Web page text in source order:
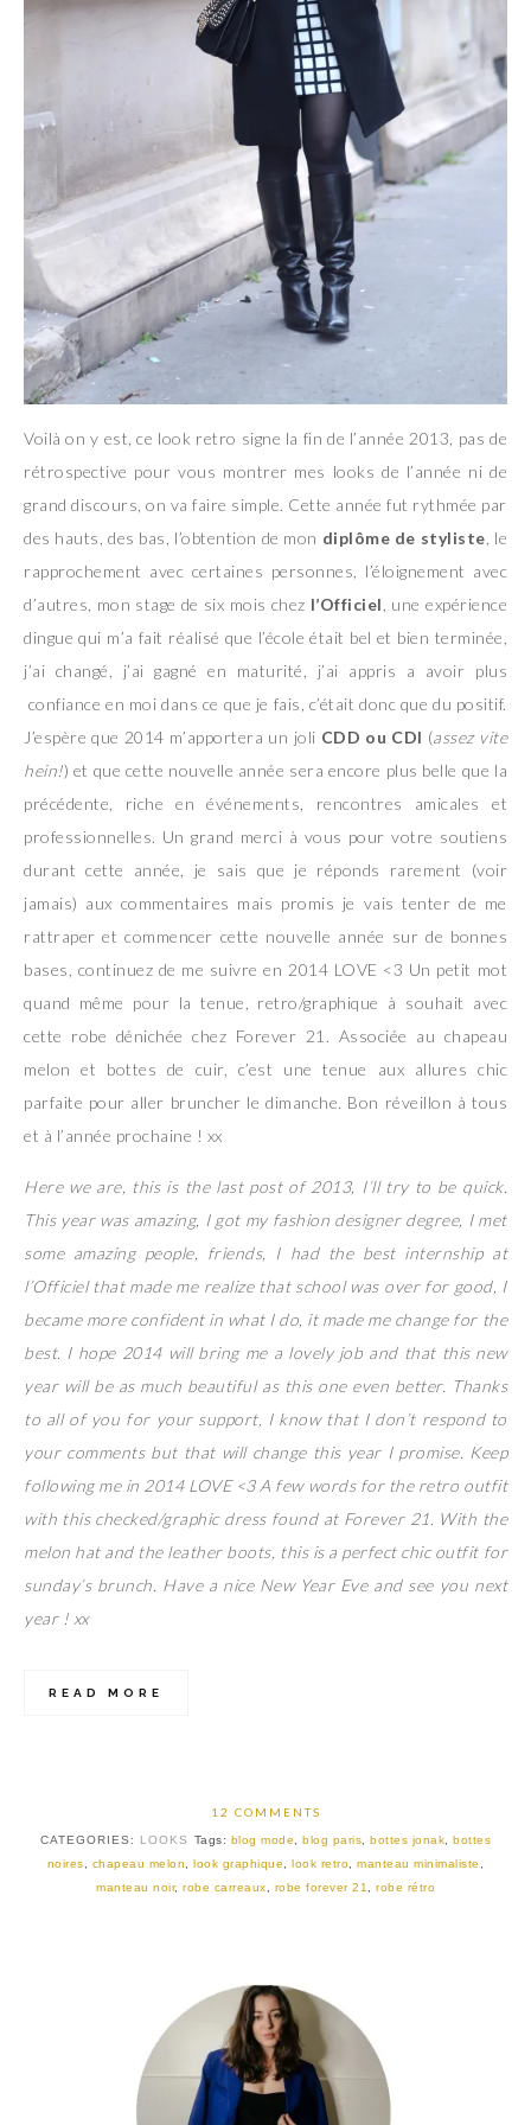
Voilà on y est, ce look retro signe la fin de l’année 2013, pas de
rétrospective pour vous montrer mes looks de l’année ni de
grand discours, on va faire simple. Cette année fut rythmée par
des hauts, des bas, l’obtention de mon diplôme de styliste , le
rapprochement avec certaines personnes, l’éloignement avec
d’autres, mon stage de six mois chez l’Officiel , une expérience
dingue qui m’a fait réalisé que l’école était bel et bien terminée,
j’ai changé, j’ai gagné en maturité, j’ai appris a avoir plus
confiance en moi dans ce que je fais, c’était donc que du positif.
J’espère que 2014 m’apportera un joli CDD ou CDI (assez vite
hein!) et que cette nouvelle année sera encore plus belle que la
précédente, riche en événements, rencontres amicales et
professionnelles. Un grand merci à vous pour votre soutiens
durant cette année, je sais que je réponds rarement (voir
jamais) aux commentaires mais promis je vais tenter de me
rattraper et commencer cette nouvelle année sur de bonnes
bases, continuez de me suivre en 2014 LOVE <3 Un petit mot
quand même pour la tenue, retro/graphique à souhait avec
cette robe dénichée chez Forever 21. Associée au chapeau
melon et bottes de cuir, c’est une tenue aux allures chic
parfaite pour aller bruncher le dimanche. Bon réveillon à tous
et à l’année prochaine ! xx
Here we are, this is the last post of 2013, I’ll try to be quick.
This year was amazing, I got my fashion designer degree, I met
some amazing people, friends, I had the best internship at
l’Officiel that made me realize that school was over for good, I
became more confident in what I do, it made me change for the
best. I hope 2014 will bring me a lovely job and that this new
year will be as much beautiful as this one even better. Thanks
to all of you for your support, I know that I don’t respond to
your comments but that will change this year I promise. Keep
following me in 2014 LOVE <3 A few words for the retro outfit
with this checked/graphic dress found at Forever 21. With the
melon hat and the leather boots, this is a perfect chic outfit for
sunday’s brunch. Have a nice New Year Eve and see you next
year ! xx
READ MORE
12 COMMENTS
CATEGORIES: LOOKS Tags: blog mode,blog paris,bottes jonak,bottes
noires, chapeau melon,look graphique,look retro,manteau minimaliste ,
manteau noir, robe carreaux, robe forever 21, robe rétro